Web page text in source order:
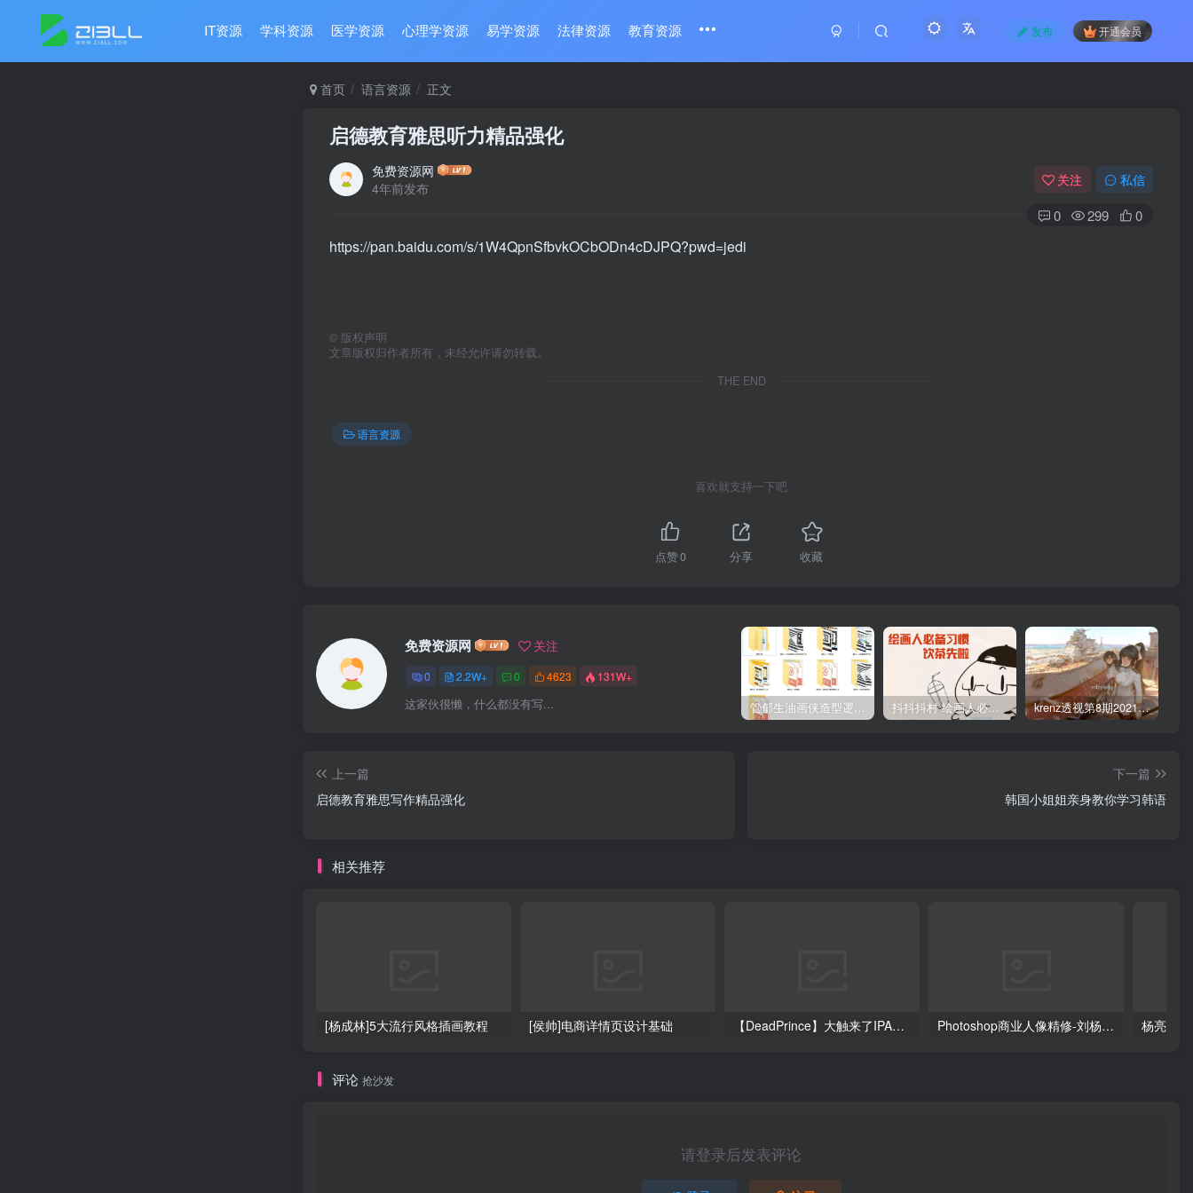
IT资源 学科资源 医学资源 心理学资源 易学资源 法律资源 教育资源 发布 开通会员
首页 语言资源 正文
启德教育雅思听力精品强化
免费资源网
4年前发布
关注 私信
0 299 0
https://pan.baidu.com/s/1W4QpnSfbvkOCbODn4cDJPQ?pwd=jedi
© 版权声明
文章版权归作者所有，未经允许请勿转载。
THE END
语言资源
喜欢就支持一下吧
点赞0 分享 收藏
免费资源网 关注
0 2.2W+ 0 4623 131W+
这家伙很懒，什么都没有写... 管郁生油画侠造型逻辑班第一期2019年5月【高清不缺课】 抖抖抖村 绘画人必备习惯2020【画质不错】 krenz透视第8期2021年4月结课【画质高清有笔刷课件】
上一篇
启德教育雅思写作精品强化
下一篇
韩国小姐姐亲身教你学习韩语
相关推荐
[杨成林]5大流行风格插画教程 [侯帅]电商详情页设计基础 【DeadPrince】大触来了IPAD原创插画设计班 Photoshop商业人像精修-刘杨（799元） 杨亮-全
评论 抢沙发
请登录后发表评论